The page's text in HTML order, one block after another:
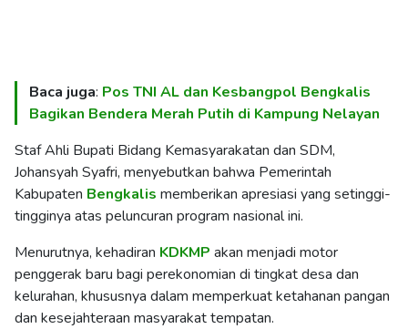
Baca juga: Pos TNI AL dan Kesbangpol Bengkalis
Bagikan Bendera Merah Putih di Kampung Nelayan
Staf Ahli Bupati Bidang Kemasyarakatan dan SDM,
Johansyah Syafri, menyebutkan bahwa Pemerintah
Kabupaten Bengkalis memberikan apresiasi yang setinggi-
tingginya atas peluncuran program nasional ini.
Menurutnya, kehadiran KDKMP akan menjadi motor
penggerak baru bagi perekonomian di tingkat desa dan
kelurahan, khususnya dalam memperkuat ketahanan pangan
dan kesejahteraan masyarakat tempatan.